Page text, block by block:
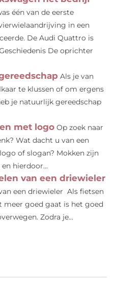
één van de eerste
in een
De Audi Quattro is
De oprichter
Als je van
te klussen of om ergens
je natuurlijk gereedschap
met logo Op zoek naar
Wat dacht u van een
of slogan? Mokken zijn
hierdoor...
van een driewieler
een driewieler Als fietsen
meer goed gaat is het goed
Zodra je...